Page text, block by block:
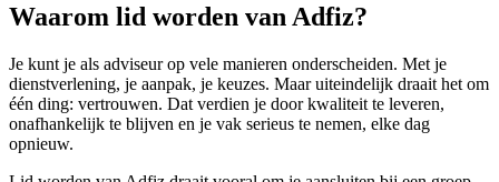
Waarom lid worden van Adfiz?
Je kunt je als adviseur op vele manieren onderscheiden. Met je
dienstverlening, je aanpak, je keuzes. Maar uiteindelijk draait het om
één ding: vertrouwen. Dat verdien je door kwaliteit te leveren,
onafhankelijk te blijven en je vak serieus te nemen, elke dag
opnieuw.